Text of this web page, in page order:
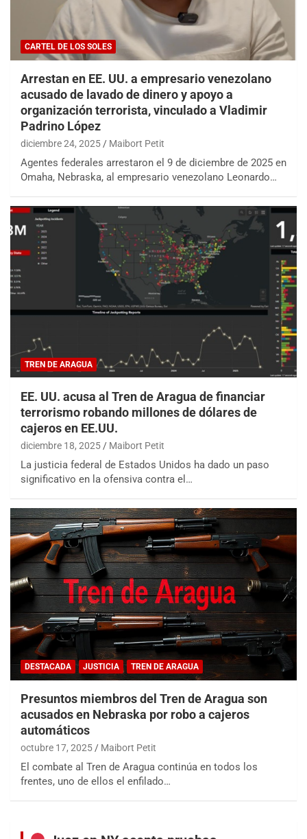
CARTEL DE LOS SOLES
Arrestan en EE. UU. a empresario venezolano
acusado de lavado de dinero y apoyo a
organización terrorista, vinculado a Vladimir
Padrino López
diciembre 24, 2025 Maibort Petit
Agentes federales arrestaron el 9 de diciembre de 2025 en
Omaha, Nebraska, al empresario venezolano Leonardo…
TREN DE ARAGUA
EE. UU. acusa al Tren de Aragua de financiar
terrorismo robando millones de dólares de
cajeros en EE.UU.
diciembre 18, 2025 Maibort Petit
La justicia federal de Estados Unidos ha dado un paso
significativo en la ofensiva contra el…
DESTACADA JUSTICIA TREN DE ARAGUA
Presuntos miembros del Tren de Aragua son
acusados en Nebraska por robo a cajeros
automáticos
octubre 17, 2025 Maibort Petit
El combate al Tren de Aragua continúa en todos los
frentes, uno de ellos el enfilado…